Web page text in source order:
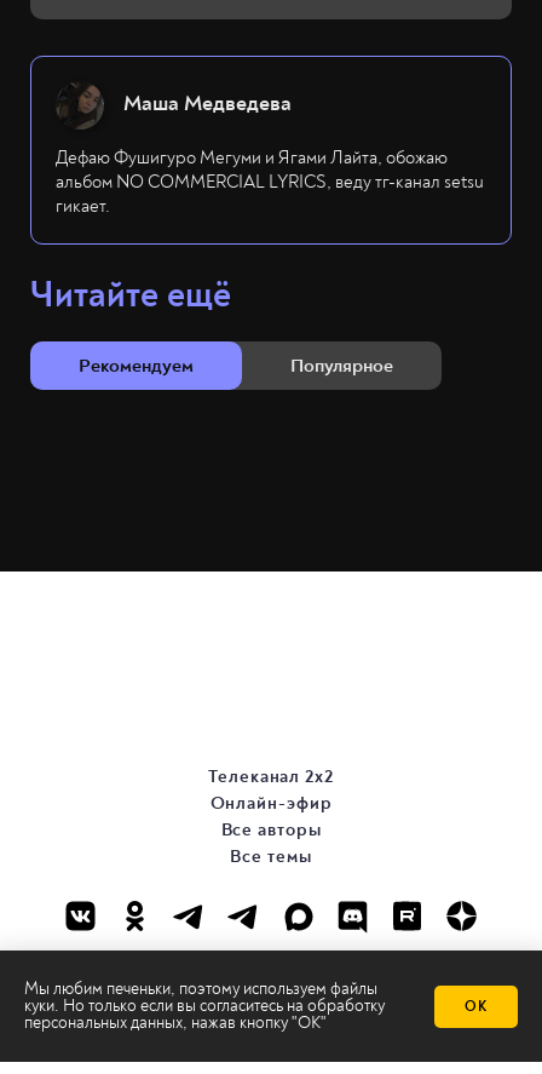
Маша Медведева
Дефаю Фушигуро Мегуми и Ягами Лайта, обожаю
альбом NO COMMERCIAL LYRICS, веду тг-канал setsu
гикает.
Читайте ещё
Рекомендуем Популярное
Мы любим печеньки, поэтому используем файлы
куки. Но только если вы согласитесь на обработку
персональных данных, нажав кнопку "ОК"
ОК
Телеканал 2х2
Онлайн-эфир
Все авторы
Все темы
© ООО «ТРК «2Х2», 2026